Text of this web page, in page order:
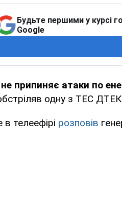
Будьте першими у курсі
Google
припиняє атаки по
одну з ТЕС
телеефірі розповів